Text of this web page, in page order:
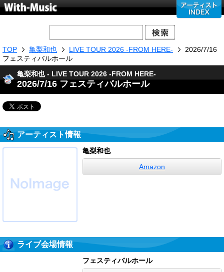
TOP 亀梨和也 LIVE TOUR 2026 -FROM HERE-
2026/7/16
フェスティバルホール
亀梨和也 - LIVE TOUR 2026 -FROM HERE-
2026/7/16 フェスティバルホール
アーティスト情報
亀梨和也
Amazon
ライブ会場情報
フェスティバルホール